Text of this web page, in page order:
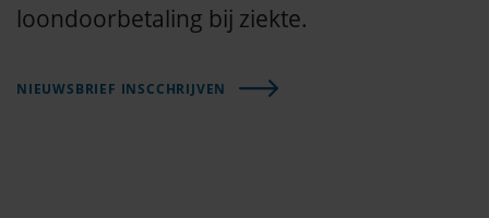
loondoorbetaling bij ziekte.
NIEUWSBRIEF INSCCHRIJVEN